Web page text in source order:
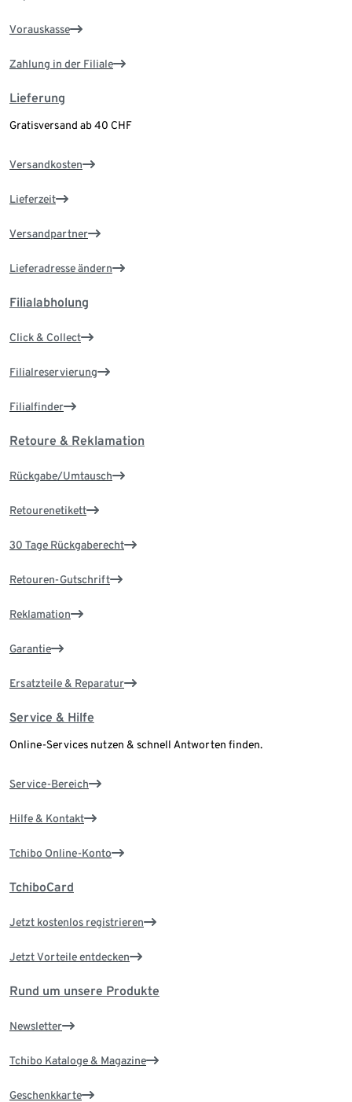
Vorauskasse
Zahlung in der Filiale
Lieferung
Gratisversand ab 40 CHF
Versandkosten
Lieferzeit
Versandpartner
Lieferadresse ändern
Filialabholung
Click & Collect
Filialreservierung
Filialfinder
Retoure & Reklamation
Rückgabe/Umtausch
Retourenetikett
30 Tage Rückgaberecht
Retouren-Gutschrift
Reklamation
Garantie
Ersatzteile & Reparatur
Service & Hilfe
Online-Services nutzen & schnell Antworten finden.
Service-Bereich
Hilfe & Kontakt
Tchibo Online-Konto
TchiboCard
Jetzt kostenlos registrieren
Jetzt Vorteile entdecken
Rund um unsere Produkte
Newsletter
Tchibo Kataloge & Magazine
Geschenkkarte